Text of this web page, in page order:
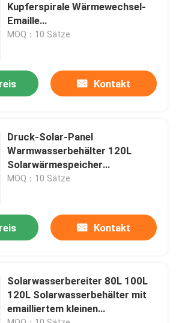
Kocher
Kupferspirale Wärmewechsel-
Emaille
Solarwarmwasserbehälter für
MOQ：10 Sätze
Kontakt
Druck-Solar-Panel
Warmwasserbehälter 120L
Solarwärmespeicher
Wassertank mit
MOQ：10 Sätze
Kontakt
Solarwasserbereiter 80L 100L
120L Solarwasserbehälter mit
emailliertem kleinen